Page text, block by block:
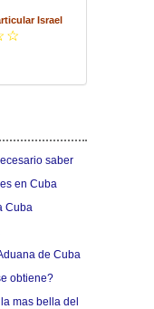
Israel
saber
en Cuba
Cuba
de Cuba
obtiene?
mas bella del